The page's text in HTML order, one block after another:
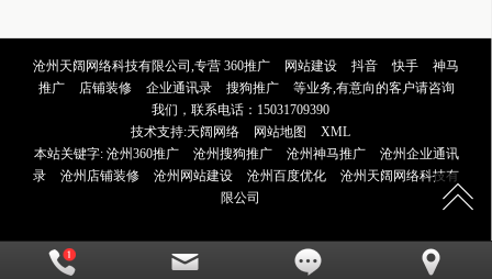
沧州天阔网络科技有限公司,专营 360推广 网站建设 抖音 快手
神马
推广
店铺装修 企业通讯录 搜狗推广
等业务,有意向的客户请咨询
我们，联系电话： 15031709390
技术支持:天阔网络 网站地图
XML
本站关键字: 沧州360推广 沧州搜狗推广 沧州神马推广
沧州企业通讯
录
沧州店铺装修 沧州网站建设 沧州百度优化
沧州天阔网络科技有
限公司